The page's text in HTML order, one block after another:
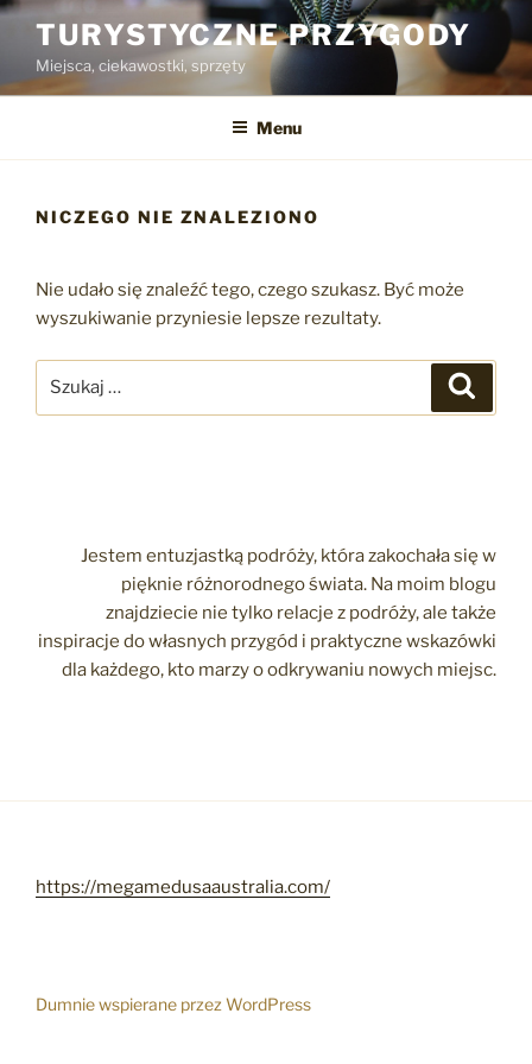
Przejdź
treści
TURYSTYCZNE PRZYGODY
Miejsca, ciekawostki, sprzęty
Menu
NICZEGO NIE ZNALEZIONO
Nie udało się znaleźć tego, czego szukasz. Być może
wyszukiwanie przyniesie lepsze rezultaty.
Jestem entuzjastką podróży, która zakochała się w
pięknie różnorodnego świata. Na moim blogu
znajdziecie nie tylko relacje z podróży, ale także
inspiracje do własnych przygód i praktyczne wskazówki
dla każdego, kto marzy o odkrywaniu nowych miejsc.
https://megamedusaaustralia.com/
Dumnie wspierane przez WordPress